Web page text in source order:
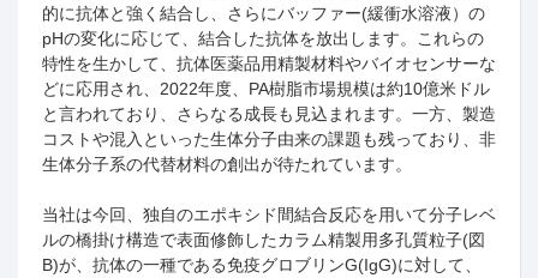
的に抗体と強く結合し、さらにバッファー(緩衝水溶液）の
pHの変化に応じて、結合した抗体を放出します。これらの
特性を生かして、抗体医薬品用精製材料やバイオセンサーな
どに応用され、 2022年度、 PA樹脂市場規模は約10億米ドル
と言われており、さらなる成長も見込まれます。一方、製造
コストや混入といった生体分子由来の課題も残っており、非
生体分子系の代替材料の創出が待たれています。
当社は今回、独自のエポキシド間結合反応を用いて分子レベ
ルの橋掛け構造で表面修飾したカラム精製用多孔質粒子(図
B)が、抗体の一種である免疫グロブリンG(IgG)に対して、